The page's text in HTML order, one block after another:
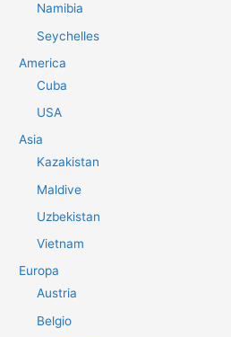
Namibia
Seychelles
America
Cuba
USA
Asia
Kazakistan
Maldive
Uzbekistan
Vietnam
Europa
Austria
Belgio